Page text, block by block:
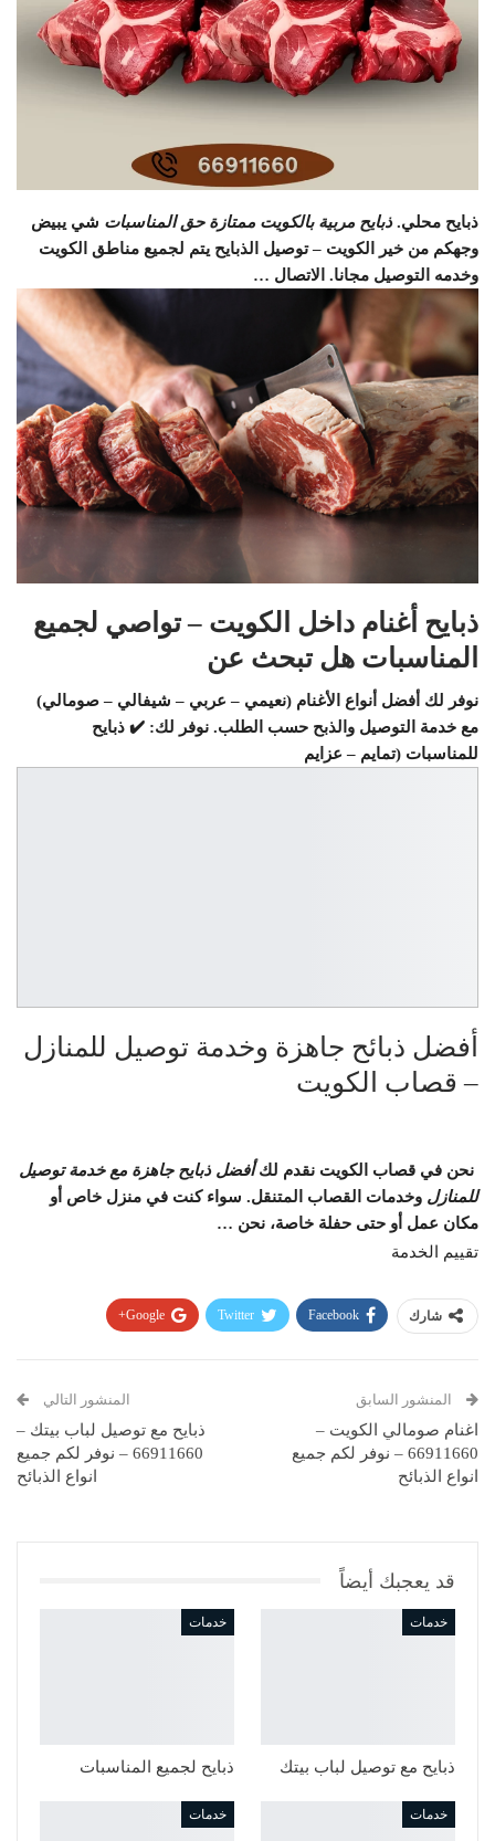
ذبايح محلي.ذبايح مربية بالكويت ممتازة حق المناسبات شي يبيض
وجهكم من خير الكويت – توصيل الذبايح يتم لجميع مناطق الكويت
وخدمه التوصيل مجانا. الاتصال …
ذبايح أغنام داخل الكويت – تواصي لجميع
المناسبات هل تبحث عن
نوفر لك أفضل أنواع الأغنام (نعيمي – عربي – شيفالي – صومالي)
مع خدمة التوصيل والذبح حسب الطلب. نوفر لك: ✔️ ذبايح
للمناسبات (تمايم – عزايم
أفضل ذبائح جاهزة وخدمة توصيل للمنازل
– قصاب الكويت
نحن في قصاب الكويت نقدم لكأفضل ذبايح جاهزة مع خدمة توصيل
للمنازل وخدمات القصاب المتنقل. سواء كنت في منزل خاص أو
مكان عمل أو حتى حفلة خاصة، نحن …
تقييم الخدمة
شارك Facebook
Twitter
Google+
المنشور السابق
اغنام صومالي الكويت –
66911660 – نوفر لكم جميع
انواع الذبائح
المنشور التالي
ذبايح مع توصيل لباب بيتك –
66911660 – نوفر لكم جميع
انواع الذبائح
قد يعجبك أيضاً
خدمات
ذبايح مع توصيل لباب بيتك
خدمات
ذبايح لجميع المناسبات
خدمات خدمات